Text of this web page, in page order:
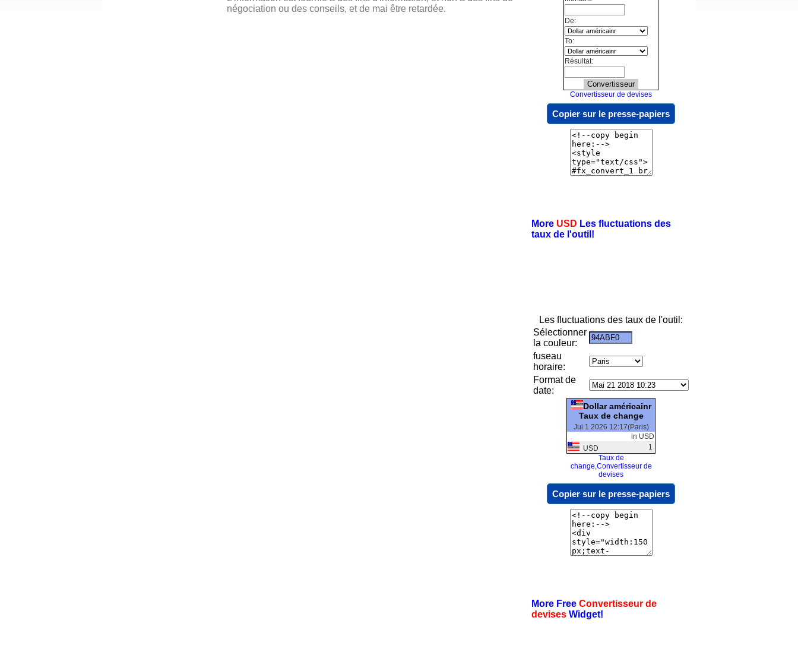
négociation ou des conseils, et de mai être retardée.
De:
To:
Résultat:
Convertisseur de devises
Copier sur le presse-papiers
More USD Les fluctuations des
taux de l'outil!
Les fluctuations des taux de l'outil:
Sélectionner
la couleur:
fuseau
horaire:
Format de
date:
Dollar américainr
Taux de change
Jui 1 2026 12:17(Paris)
in USD
USD
1
Taux de
change,Convertisseur de
devises
Copier sur le presse-papiers
More Free Convertisseur de
devises Widget!